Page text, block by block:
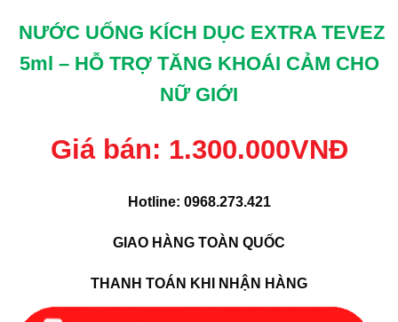
NƯỚC UỐNG KÍCH DỤC EXTRA TEVEZ
5ml – HỖ TRỢ TĂNG KHOÁI CẢM CHO
NỮ GIỚI
Giá bán: 1.300.000VNĐ
Hotline: 0968.273.421
GIAO HÀNG TOÀN QUỐC
THANH TOÁN KHI NHẬN HÀNG